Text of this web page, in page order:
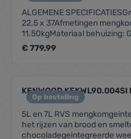
ALGEMENE
22.5 x 37Afmetingen
11.50kgMateriaal behuizing:
Variabel + pulsMateriaal
staalMateriaal
910gInhoud - eiwitten:
7FUNCTIESGeïntegreerde
JaPlanetaire draaibeweging:
€ 779,99
Op bestelling
KENWOOD
5L en 7L RVS
het rijzen van brood en
chocoladegeintegreerde